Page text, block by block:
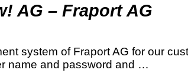
AG – Fraport AG
system of Fraport AG for our
name and password and …